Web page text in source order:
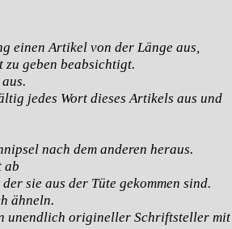
einen Artikel von der Länge aus,
geben beabsichtigt.
jedes Wort dieses Artikels aus und
nach dem anderen heraus.
ab
sie aus der Tüte gekommen sind.
ähneln.
unendlich origineller Schriftsteller